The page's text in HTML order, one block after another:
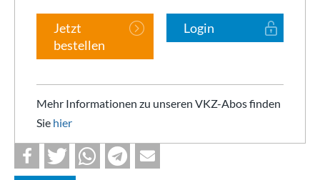
Jetzt
bestellen
Login
Mehr Informationen zu unseren VKZ-Abos finden
Sie hier